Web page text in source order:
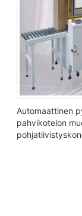
Automaattinen
pahvikotelon